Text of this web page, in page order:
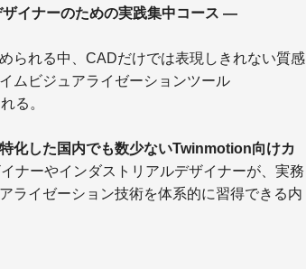
イナーのための実践集中コース ―
られる中、CADだけでは表現しきれない質感
ムビジュアライゼーションツール
る。
化した国内でも数少ないTwinmotion向けカ
ナーやインダストリアルデザイナーが、実務
ライゼーション技術を体系的に習得できる内